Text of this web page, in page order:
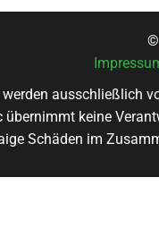
©
ausschließlich
keine
Schäden im